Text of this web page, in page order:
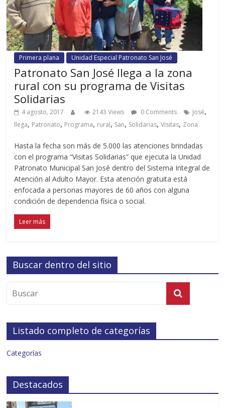
Primera plana Unidad Especial Patronato San José
Patronato San José llega a la zona
rural con su programa de Visitas
Solidarias
4 agosto, 2017 2143 Views 0 Comments José,
llega, Patronato, Programa, rural, San, Solidarias,Visitas, Zona
Hasta la fecha son más de 5.000 las atenciones brindadas
con el programa “Visitas Solidarias” que ejecuta la Unidad
Patronato Municipal San José dentro del Sistema Integral de
Atención al Adulto Mayor. Esta atención gratuita está
enfocada a personas mayores de 60 años con alguna
condición de dependencia física o social.
Leer más
Buscar dentro del sitio
Listado completo de categorías
Categorías
Destacados